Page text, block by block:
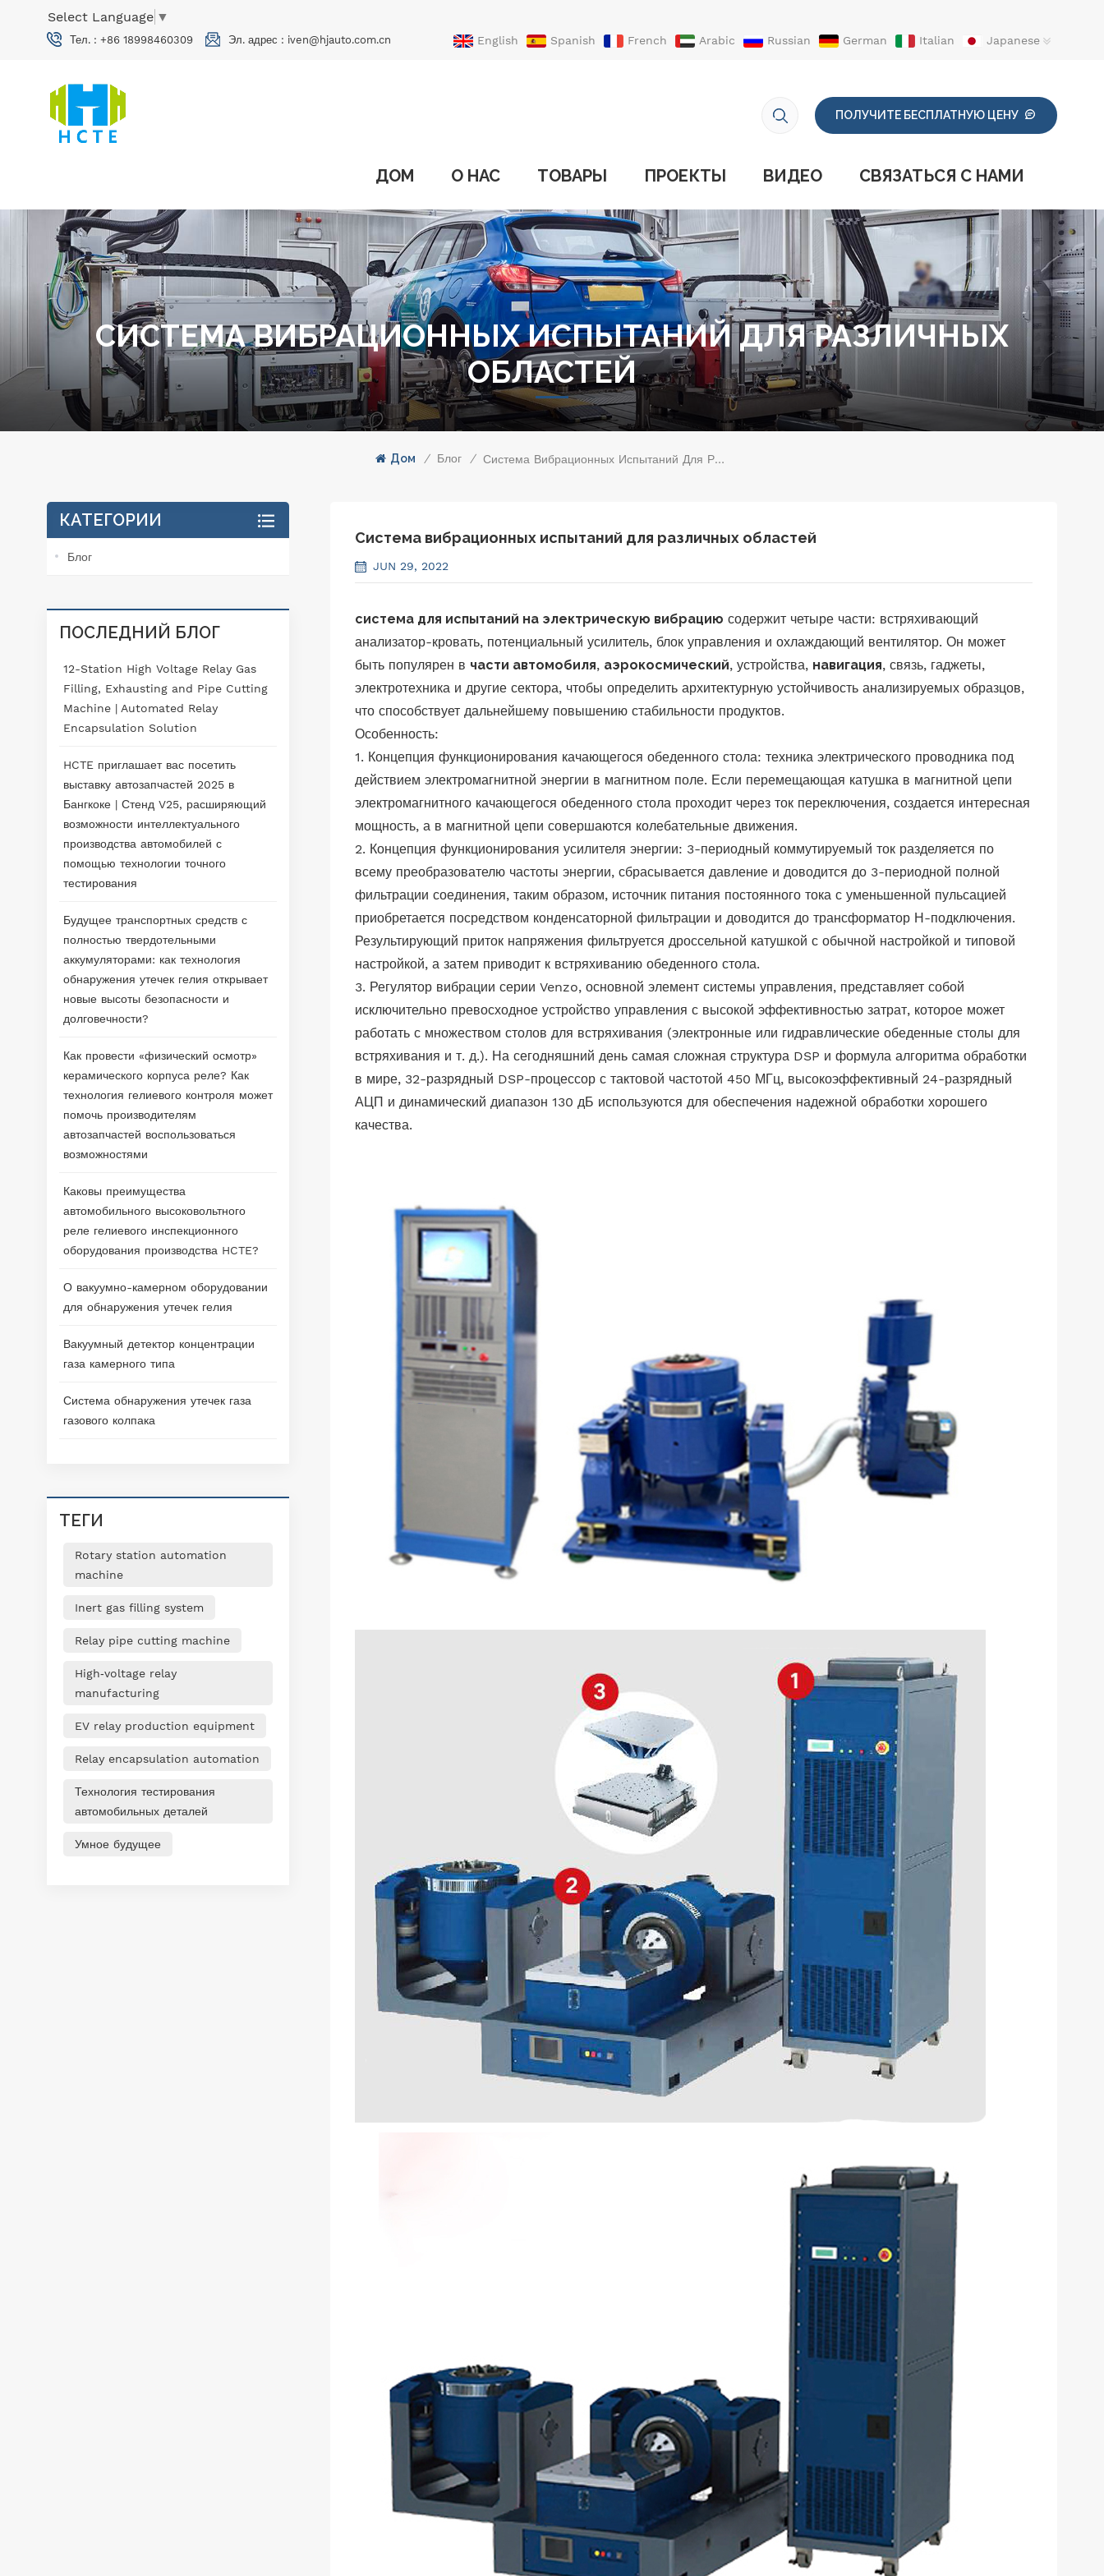
Select Language ▼
Тел. : +86 18998460309 Эл. адрес : iven@hjauto.com.cn English Spanish French Arabic Russian German Italian
Japanese
ПОЛУЧИТЕ БЕСПЛАТНУЮ ЦЕНУ
ДОМ О НАС ТОВАРЫ ПРОЕКТЫ ВИДЕО СВЯЗАТЬСЯ С НАМИ
СИСТЕМА ВИБРАЦИОННЫХ ИСПЫТАНИЙ ДЛЯ РАЗЛИЧНЫХ
ОБЛАСТЕЙ
Дом / Блог / Система Вибрационных Испытаний Для Различных Областей
Система вибрационных испытаний для различных областей
JUN 29, 2022
система для испытаний на электрическую вибрацию содержит четыре части: встряхивающий
анализатор-кровать, потенциальный усилитель, блок управления и охлаждающий вентилятор. Он может
быть популярен в части автомобиля, аэрокосмический, устройства, навигация, связь, гаджеты,
электротехника и другие сектора, чтобы определить архитектурную устойчивость анализируемых образцов,
что способствует дальнейшему повышению стабильности продуктов.
Особенность:
1. Концепция функционирования качающегося обеденного стола: техника электрического проводника под
действием электромагнитной энергии в магнитном поле. Если перемещающая катушка в магнитной цепи
электромагнитного качающегося обеденного стола проходит через ток переключения, создается интересная
мощность, а в магнитной цепи совершаются колебательные движения.
2. Концепция функционирования усилителя энергии: 3-периодный коммутируемый ток разделяется по
всему преобразователю частоты энергии, сбрасывается давление и доводится до 3-периодной полной
фильтрации соединения, таким образом, источник питания постоянного тока с уменьшенной пульсацией
приобретается посредством конденсаторной фильтрации и доводится до трансформатор Н-подключения.
Результирующий приток напряжения фильтруется дроссельной катушкой с обычной настройкой и типовой
настройкой, а затем приводит к встряхиванию обеденного стола.
3. Регулятор вибрации серии Venzo, основной элемент системы управления, представляет собой
исключительно превосходное устройство управления с высокой эффективностью затрат, которое может
работать с множеством столов для встряхивания (электронные или гидравлические обеденные столы для
встряхивания и т. д.). На сегодняшний день самая сложная структура DSP и формула алгоритма обработки
в мире, 32-разрядный DSP-процессор с тактовой частотой 450 МГц, высокоэффективный 24-разрядный
АЦП и динамический диапазон 130 дБ используются для обеспечения надежной обработки хорошего
качества.
КАТЕГОРИИ
Блог
ПОСЛЕДНИЙ БЛОГ
12-Station High Voltage Relay Gas
Filling, Exhausting and Pipe Cutting
Machine | Automated Relay
Encapsulation Solution
HCTE приглашает вас посетить
выставку автозапчастей 2025 в
Бангкоке | Стенд V25, расширяющий
возможности интеллектуального
производства автомобилей с
помощью технологии точного
тестирования
Будущее транспортных средств с
полностью твердотельными
аккумуляторами: как технология
обнаружения утечек гелия открывает
новые высоты безопасности и
долговечности?
Как провести «физический осмотр»
керамического корпуса реле? Как
технология гелиевого контроля может
помочь производителям
автозапчастей воспользоваться
возможностями
Каковы преимущества
автомобильного высоковольтного
реле гелиевого инспекционного
оборудования производства HCTE?
О вакуумно-камерном оборудовании
для обнаружения утечек гелия
Вакуумный детектор концентрации
газа камерного типа
Система обнаружения утечек газа
газового колпака
ТЕГИ
Rotary station automation
machine
Inert gas filling system
Relay pipe cutting machine
High‑voltage relay
manufacturing
EV relay production equipment
Relay encapsulation automation
Технология тестирования
автомобильных деталей
Умное будущее